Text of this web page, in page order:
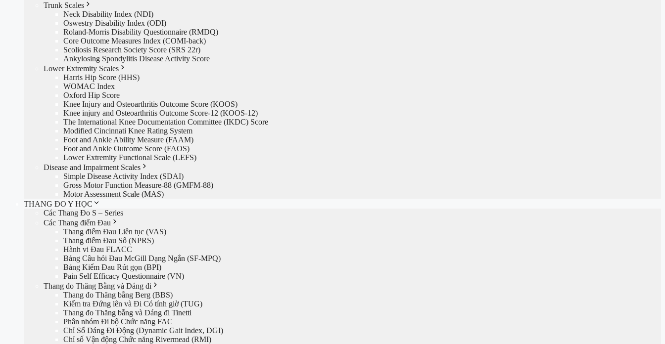
Trunk Scales
Neck Disability Index (NDI)
Oswestry Disability Index (ODI)
Roland-Morris Disability Questionnaire (RMDQ)
Core Outcome Measures Index (COMI-back)
Scoliosis Research Society Score (SRS 22r)
Ankylosing Spondylitis Disease Activity Score
Lower Extremity Scales
Harris Hip Score (HHS)
WOMAC Index
Oxford Hip Score
Knee Injury and Osteoarthritis Outcome Score (KOOS)
Knee injury and Osteoarthritis Outcome Score-12 (KOOS-12)
The International Knee Documentation Committee (IKDC) Score
Modified Cincinnati Knee Rating System
Foot and Ankle Ability Measure (FAAM)
Foot and Ankle Outcome Score (FAOS)
Lower Extremity Functional Scale (LEFS)
Disease and Impairment Scales
Simple Disease Activity Index (SDAI)
Gross Motor Function Measure-88 (GMFM-88)
Motor Assessment Scale (MAS)
THANG ĐO Y HỌC
Các Thang Đo S – Series
Các Thang điểm Đau
Thang điểm Đau Liên tục (VAS)
Thang điểm Đau Số (NPRS)
Hành vi Đau FLACC
Bảng Câu hỏi Đau McGill Dạng Ngắn (SF-MPQ)
Bảng Kiểm Đau Rút gọn (BPI)
Pain Self Efficacy Questionnaire (VN)
Thang đo Thăng Bằng và Dáng đi
Thang đo Thăng bằng Berg (BBS)
Kiểm tra Đứng lên và Đi Có tính giờ (TUG)
Thang đo Thăng bằng và Dáng đi Tinetti
Phân nhóm Đi bộ Chức năng FAC
Chỉ Số Dáng Đi Động (Dynamic Gait Index, DGI)
Chỉ số Vận động Chức năng Rivermead (RMI)